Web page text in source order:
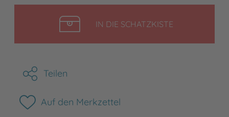
IN DIE SCHATZKISTELEGEN
Teilen
Auf den Merkzettel